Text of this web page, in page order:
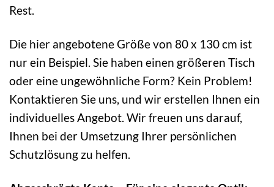
Rest.
Die hier angebotene Größe von 80 x 130 cm ist
nur ein Beispiel. Sie haben einen größeren Tisch
oder eine ungewöhnliche Form? Kein Problem!
Kontaktieren Sie uns, und wir erstellen Ihnen ein
individuelles Angebot. Wir freuen uns darauf,
Ihnen bei der Umsetzung Ihrer persönlichen
Schutzlösung zu helfen.